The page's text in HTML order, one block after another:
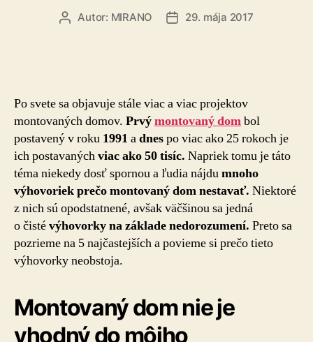
AutorAutor: MIRANO
Dátum
29. mája 2017
Po svete sa objavuje stále viac a viac projektov
montovaných domov. Prvýmontovaný dombol
postavený v roku 1991 adnespo viac ako 25 rokoch je
ich postavanýchviac ako 50 tisíc. Napriek tomu je táto
téma niekedy dosť spornou a ľudia nájdumnoho
výhovoriek prečo montovaný dom nestavať. Niektoré
z nich sú opodstatnené, avšak väčšinou sa jedná
o čistévýhovorky na základe nedorozumení. Preto sa
pozrieme na 5 najčastejších a povieme si prečo tieto
výhovorky neobstoja.
Montovaný dom nie je
vhodný do môjho